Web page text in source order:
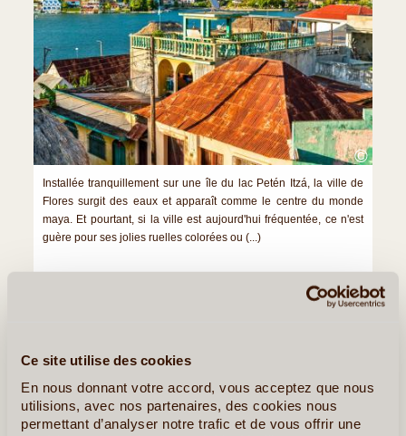
Ce site utilise des cookies
En nous donnant votre accord, vous acceptez que nous
utilisions, avec nos partenaires, des cookies nous
permettant d’analyser notre trafic et de vous offrir une
©
Installée tranquillement sur une île du lac Petén Itzá, la ville de
Flores surgit des eaux et apparaît comme le centre du monde
maya. Et pourtant, si la ville est aujourd'hui fréquentée, ce n'est
guère pour ses jolies ruelles colorées ou (...)
Le Guatemala, pays aux Multiples Facettes
Tous les Articles sur le Guatemala»